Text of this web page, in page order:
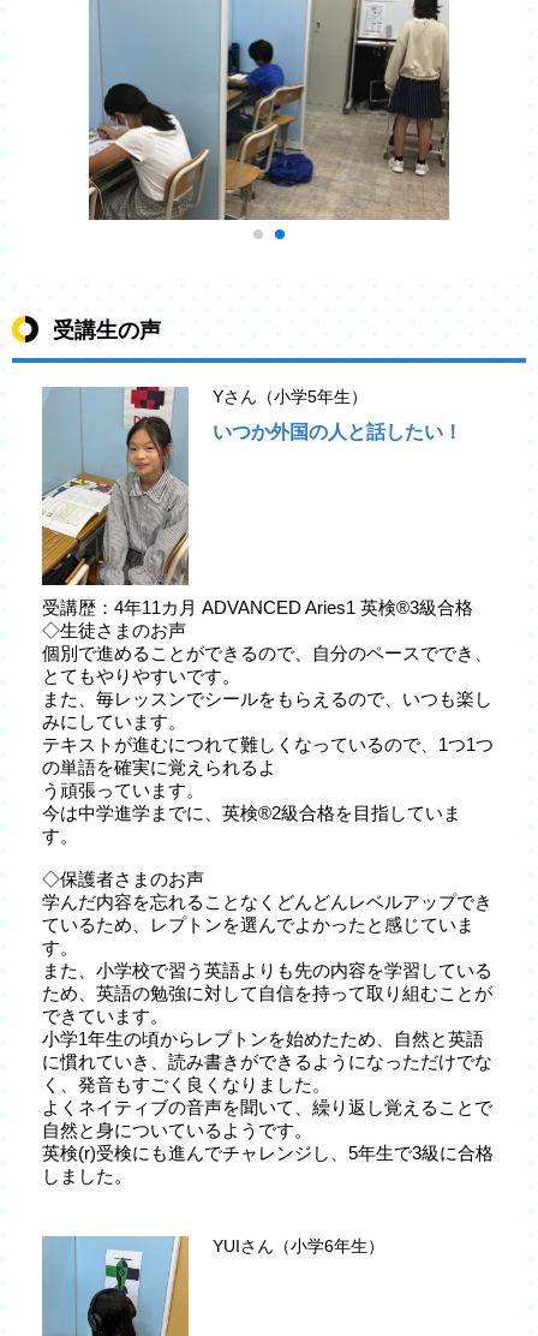
受講生の声
Yさん（小学5年生）
いつか外国の人と話したい！
受講歴：4年11カ月 ADVANCED Aries1 英検®3級合格
◇生徒さまのお声
個別で進めることができるので、自分のペースででき、
とてもやりやすいです。
また、毎レッスンでシールをもらえるので、いつも楽し
みにしています。
テキストが進むにつれて難しくなっているので、1つ1つ
の単語を確実に覚えられるよ
う頑張っています。
今は中学進学までに、英検®2級合格を目指していま
す。
◇保護者さまのお声
学んだ内容を忘れることなくどんどんレベルアップでき
ているため、レプトンを選んでよかったと感じていま
す。
また、小学校で習う英語よりも先の内容を学習している
ため、英語の勉強に対して自信を持って取り組むことが
できています。
小学1年生の頃からレプトンを始めたため、自然と英語
に慣れていき、読み書きができるようになっただけでな
く、発音もすごく良くなりました。
よくネイティブの音声を聞いて、繰り返し覚えることで
自然と身についているようです。
英検(r)受検にも進んでチャレンジし、5年生で3級に合格
しました。
YUIさん（小学6年生）